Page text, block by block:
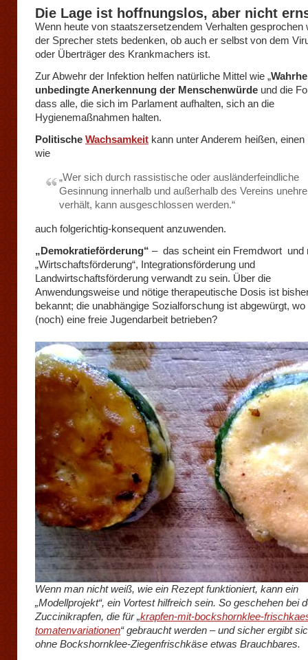
Die Lage ist hoffnungslos, aber nicht
Wenn heute von staatszersetzendem Verhalten gesprochen
der Sprecher stets bedenken, ob auch er selbst von dem
oder Überträger des Krankmachers ist.
Zur Abwehr der Infektion helfen natürliche Mittel wie „
unbedingte Anerkennung der Menschenwürde und die
dass alle, die sich im Parlament aufhalten, sich an die
Hygienemaßnahmen halten.
Politische Wachsamkeit kann unter Anderem heißen,
wie
„Wer sich durch rassistische oder ausländerfeindliche
Gesinnung innerhalb und außerhalb des Vereins
verhält, kann ausgeschlossen werden.“
auch folgerichtig-konsequent anzuwenden.
„Demokratieförderung“ – das scheint ein Fremdwort und
„Wirtschaftsförderung“, Integrationsförderung und
Landwirtschaftsförderung verwandt zu sein. Über die
Anwendungsweise und nötige therapeutische Dosis ist
bekannt; die unabhängige Sozialforschung ist abgewürgt, wo
(noch) eine freie Jugendarbeit betrieben?
Wenn man nicht weiß, wie ein Rezept funktioniert, kann ein
„Modellprojekt“, ein Vortest hilfreich sein. So geschehen bei
Zuccinikrapfen, die für „krapfen-mit-bockshornklee-
tomatenvariationen“ gebraucht werden – und sicher ergibt
ohne Bockshornklee-Ziegenfrischkäse etwas Brauchbares.